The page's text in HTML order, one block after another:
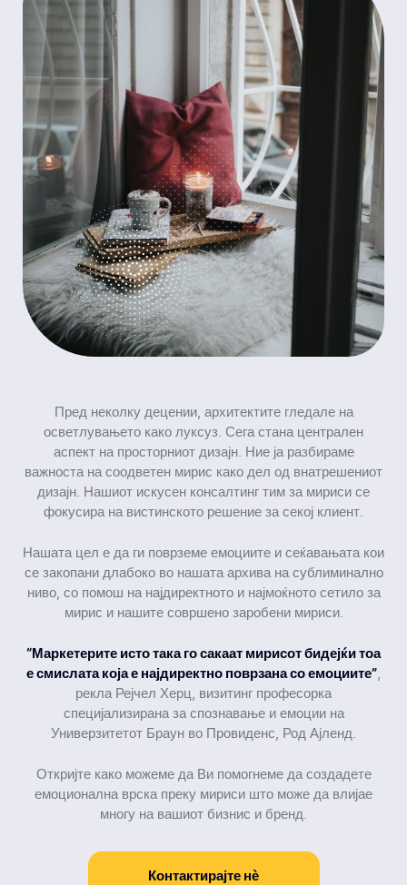
Пред неколку децении, архитектите гледале на
осветлувањето како луксуз. Сега стана централен
аспект на просторниот дизајн. Ние ја разбираме
важноста на соодветен мирис како дел од внатрешениот
дизајн. Нашиот искусен консалтинг тим за мириси се
фокусира на вистинското решение за секој клиент.
Нашата цел е да ги поврземе емоциите и сеќавањата кои
се закопани длабоко во нашата архива на сублиминално
ниво, со помош на најдиректното и најмоќното сетило за
мирис и нашите совршено заробени мириси.
“Маркетерите исто така го сакаат мирисот бидејќи тоа
е смислата која е најдиректно поврзана со емоциите”,
рекла Рејчел Херц, визитинг професорка
специјализирана за спознавање и емоции на
Универзитетот Браун во Провиденс, Род Ајленд.
Откријте како можеме да Ви помогнеме да создадете
емоционална врска преку мириси што може да влијае
многу на вашиот бизнис и бренд.
Контактирајте нѐ